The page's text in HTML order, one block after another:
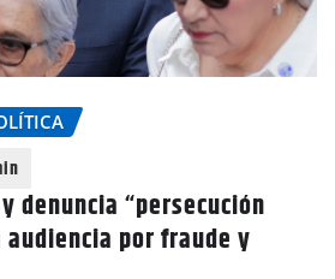
y denuncia “persecución
por fraude y